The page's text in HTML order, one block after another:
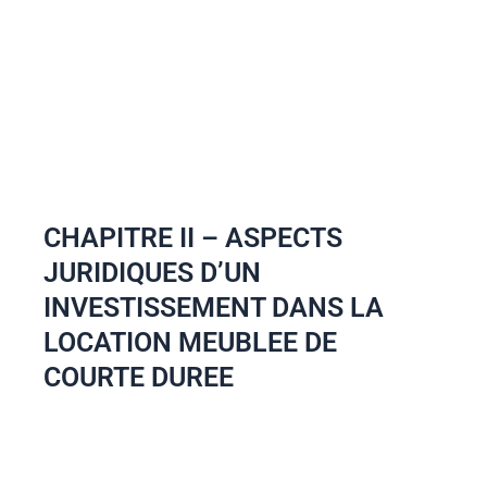
CHAPITRE II – ASPECTS
JURIDIQUES D’UN
INVESTISSEMENT DANS LA
LOCATION MEUBLEE DE
COURTE DUREE